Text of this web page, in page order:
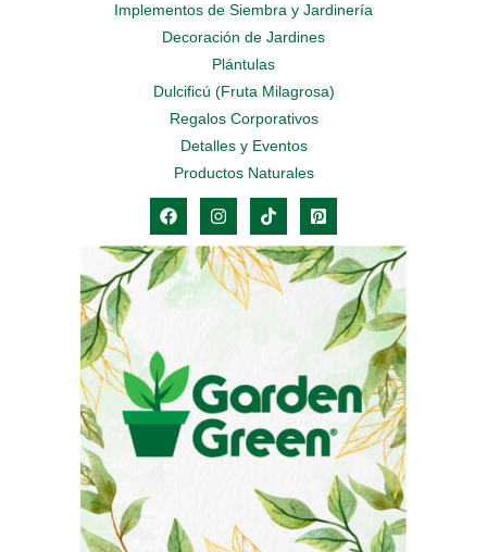
Implementos de Siembra y Jardinería
Decoración de Jardines
Plántulas
Dulcificú (Fruta Milagrosa)
Regalos Corporativos
Detalles y Eventos
Productos Naturales